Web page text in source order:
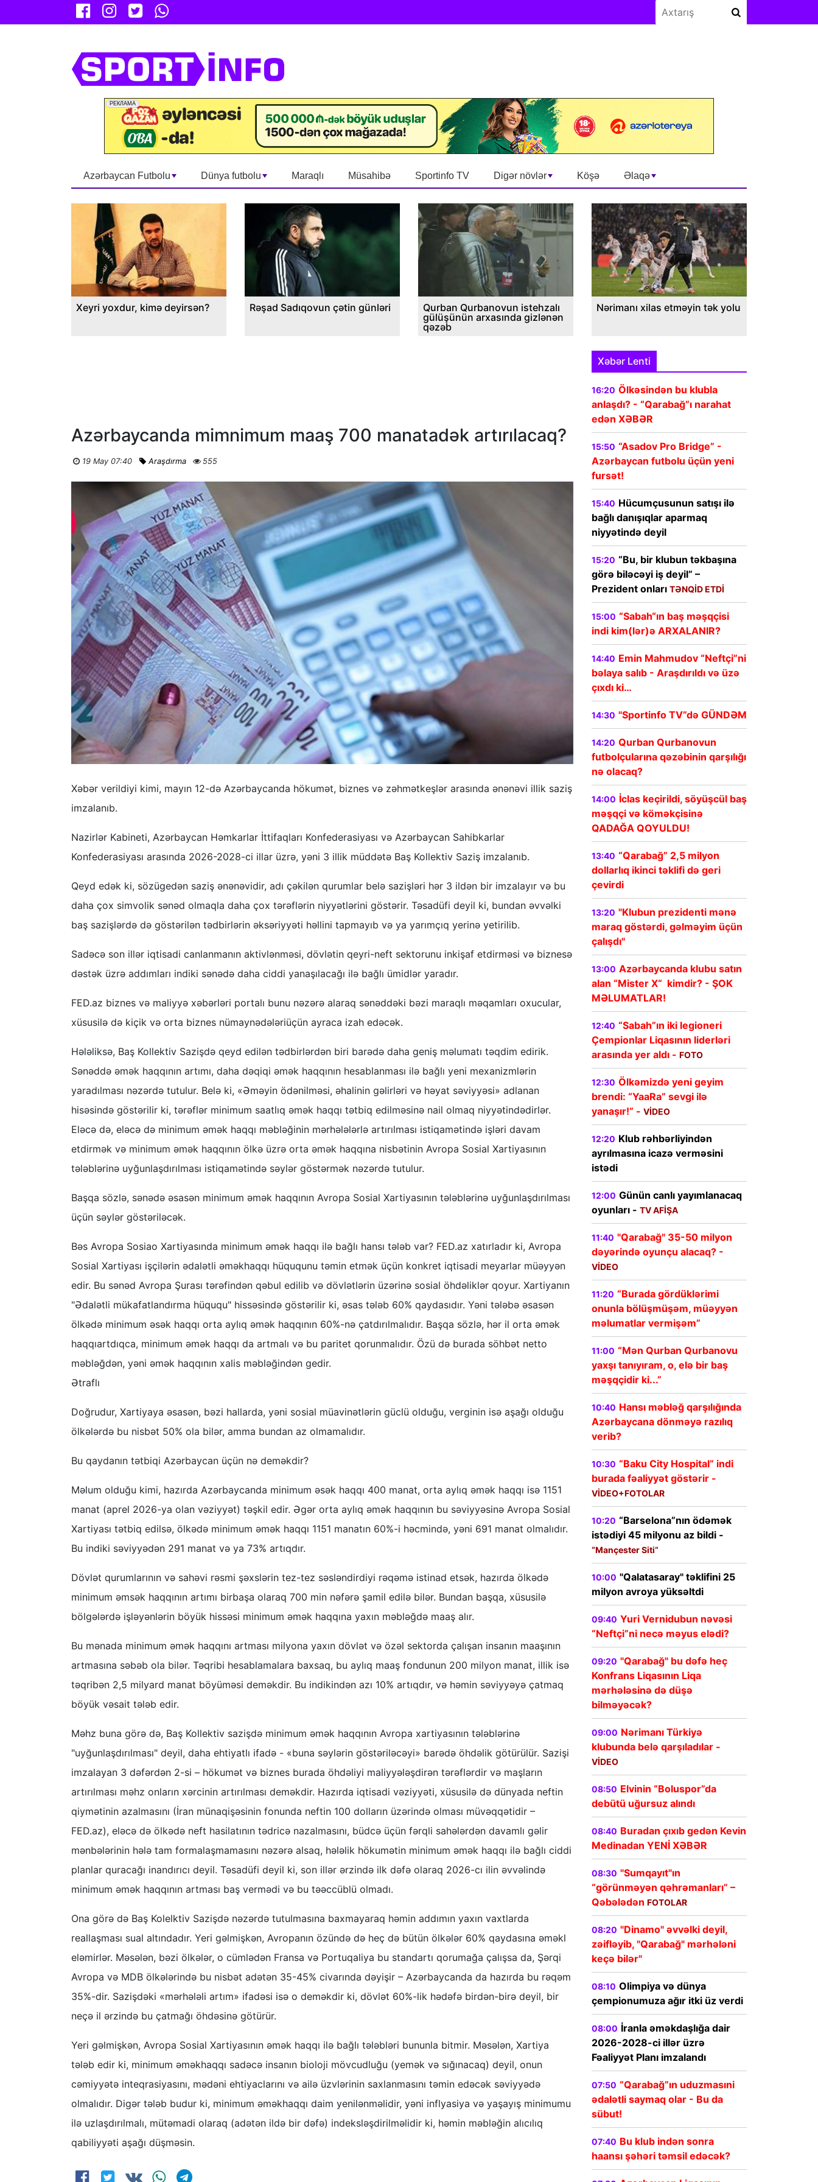
Azərbaycan Futbolu Dünya futbolu Maraqlı Müsahibə Sportinfo TV Digər növlər Köşə Əlaqə
Xeyri yoxdur, kimə deyirsən? Rəşad Sadıqovun çətin günləri
Qurban Qurbanovun istehzalı
gülüşünün arxasında gizlənən
qəzəb
Nərimanı xilas etməyin tək yolu
Azərbaycanda mimnimum maaş 700 manatadək artırılacaq?
19 May 07:40 Araşdırma 555
Xəbər verildiyi kimi, mayın 12-də Azərbaycanda hökumət, biznes və zəhmətkeşlər arasında ənənəvi illik saziş
imzalanıb.
Nazirlər Kabineti, Azərbaycan Həmkarlar İttifaqları Konfederasiyası və Azərbaycan Sahibkarlar
Konfederasiyası arasında 2026-2028-ci illar üzrə, yəni 3 illik müddətə Baş Kollektiv Saziş imzalanıb.
Qeyd edək ki, sözügedən saziş ənənəvidir, adı çəkilən qurumlar belə sazişləri hər 3 ildən bir imzalayır və bu
daha çox simvolik sənəd olmaqla daha çox tərəflərin niyyətlərini göstərir. Təsadüfi deyil ki, bundan əvvəlki
baş sazişlərdə də göstərilən tədbirlərin əksəriyyəti həllini tapmayıb və ya yarımçıq yerinə yetirilib.
Sadəcə son illər iqtisadi canlanmanın aktivlənməsi, dövlətin qeyri-neft sektorunu inkişaf etdirməsi və biznesə
dəstək üzrə addımları indiki sənədə daha ciddi yanaşılacağı ilə bağlı ümidlər yaradır.
FED.az biznes və maliyyə xəbərləri portalı bunu nəzərə alaraq sənəddəki bəzi maraqlı məqamları oxucular,
xüsusilə də kiçik və orta biznes nümaynədələriüçün ayraca izah edəcək.
Hələliksə, Baş Kollektiv Sazişdə qeyd edilən tədbirlərdən biri barədə daha geniş məlumatı təqdim edirik.
Sənəddə əmək haqqının artımı, daha dəqiqi əmək haqqının hesablanması ilə bağlı yeni mexanizmlərin
yaradılması nəzərdə tutulur. Belə ki, «Əməyin ödənilməsi, əhalinin gəlirləri və həyat səviyyəsi» adlanan
hisəsində göstərilir ki, tərəflər minimum saatlıq əmək haqqı tətbiq edilməsinə nail olmaq niyyətindədirlər.
Eləcə də, eləcə də minimum əmək haqqı məbləğinin mərhələlərlə artırılması istiqamətində işləri davam
etdirmək və minimum əmək haqqının ölkə üzrə orta əmək haqqına nisbətinin Avropa Sosial Xartiyasının
tələblərinə uyğunlaşdırılması istiqamətində səylər göstərmək nəzərdə tutulur.
Başqa sözlə, sənədə əsasən minimum əmək haqqının Avropa Sosial Xartiyasının tələblərinə uyğunlaşdırılması
üçün səylər göstəriləcək.
Bəs Avropa Sosiao Xartiyasında minimum əmək haqqı ilə bağlı hansı tələb var? FED.az xatırladır ki, Avropa
Sosial Xartiyası işçilərin ədalətli əməkhaqqı hüququnu təmin etmək üçün konkret iqtisadi meyarlar müəyyən
edir. Bu sənəd Avropa Şurası tərəfindən qəbul edilib və dövlətlərin üzərinə sosial öhdəliklər qoyur. Xartiyanın
"Ədalətli mükafatlandırma hüququ" hissəsində göstərilir ki, əsas tələb 60% qaydasıdır. Yəni tələbə əsasən
ölkədə minimum əsək haqqı orta aylıq əmək haqqının 60%-nə çatdırılmalıdır. Başqa sözlə, hər il orta əmək
haqqıartdıqca, minimum əmək haqqı da artmalı və bu paritet qorunmalıdır. Özü də burada söhbət netto
məbləğdən, yəni əmək haqqının xalis məbləğindən gedir.
Ətraflı
Doğrudur, Xartiyaya əsasən, bəzi hallarda, yəni sosial müavinətlərin güclü olduğu, verginin isə aşağı olduğu
ölkələrdə bu nisbət 50% ola bilər, amma bundan az olmamalıdır.
Bu qaydanın tətbiqi Azərbaycan üçün nə deməkdir?
Məlum olduğu kimi, hazırda Azərbaycanda minimum əsək haqqı 400 manat, orta aylıq əmək haqqı isə 1151
manat (aprel 2026-ya olan vəziyyət) təşkil edir. Əgər orta aylıq əmək haqqının bu səviyyəsinə Avropa Sosial
Xartiyası tətbiq edilsə, ölkədə minimum əmək haqqı 1151 manatın 60%-i həcmində, yəni 691 manat olmalıdır.
Bu indiki səviyyədən 291 manat və ya 73% artıqdır.
Dövlət qurumlarının və sahəvi rəsmi şəxslərin tez-tez səsləndirdiyi rəqəmə istinad etsək, hazırda ölkədə
minimum əmsək haqqının artımı birbaşa olaraq 700 min nəfərə şamil edilə bilər. Bundan başqa, xüsusilə
bölgələrdə işləyənlərin böyük hissəsi minimum əmək haqqına yaxın məbləğdə maaş alır.
Bu mənada minimum əmək haqqını artması milyona yaxın dövlət və özəl sektorda çalışan insanın maaşının
artmasına səbəb ola bilər. Təqribi hesablamalara baxsaq, bu aylıq maaş fondunun 200 milyon manat, illik isə
təqribən 2,5 milyard manat böyüməsi deməkdir. Bu indikindən azı 10% artıqdır, və həmin səviyyəyə çatmaq
böyük vəsait tələb edir.
Məhz buna görə də, Baş Kollektiv sazişdə minimum əmək haqqının Avropa xartiyasının tələblərinə
"uyğunlaşdırılması" deyil, daha ehtiyatlı ifadə - «buna səylərin göstəriləcəyi» barədə öhdəlik götürülür. Sazişi
imzalayan 3 dəfərdən 2-si – hökumət və biznes burada öhdəliyi maliyyələşdirən tərəflərdir və maşların
artırılması məhz onların xərcinin artırılması deməkdir. Hazırda iqtisadi vəziyyəti, xüsusilə də dünyada neftin
qiymətinin azalmasını (İran münaqişəsinin fonunda neftin 100 dolların üzərində olması müvəqqətidir –
FED.az), eləcə də ölkədə neft hasilatının tədricə nazalmasını, büdcə üçün fərqli sahələrdən davamlı gəlir
mənbələrinin hələ tam formalaşmamasını nəzərə alsaq, hələlik hökumətin minimum əmək haqqı ilə bağlı ciddi
planlar quracağı inandırıcı deyil. Təsadüfi deyil ki, son illər ərzində ilk dəfə olaraq 2026-cı ilin əvvəlində
minimum əmək haqqının artması baş vermədi və bu təəccüblü olmadı.
Ona görə də Baş Kolelktiv Sazişdə nəzərdə tutulmasına baxmayaraq həmin addımın yaxın vaxtlarda
reallaşması sual altındadır. Yeri gəlmişkən, Avropanın özündə də heç də bütün ölkələr 60% qaydasına əməkl
eləmirlər. Məsələn, bəzi ölkələr, o cümlədən Fransa və Portuqaliya bu standartı qorumağa çalışsa da, Şərqi
Avropa və MDB ölkələrində bu nisbət adətən 35-45% civarında dəyişir – Azərbaycanda da hazırda bu rəqəm
35%-dir. Sazişdəki «mərhələli artım» ifadəsi isə o deməkdir ki, dövlət 60%-lik hədəfə birdən-birə deyil, bir
neçə il ərzində bu çatmağı öhdəsinə götürür.
Yeri gəlmişkən, Avropa Sosial Xartiyasının əmək haqqı ilə bağlı tələbləri bununla bitmir. Məsələn, Xartiya
tələb edir ki, minimum əməkhaqqı sadəcə insanın bioloji mövcudluğu (yemək və sığınacaq) deyil, onun
cəmiyyətə inteqrasiyasını, mədəni ehtiyaclarını və ailə üzvlərinin saxlanmasını təmin edəcək səviyyədə
olmalıdır. Digər tələb budur ki, minimum əməkhaqqı daim yenilənməlidir, yəni inflyasiya və yaşayış minimumu
ilə uzlaşdırılmalı, mütəmadi olaraq (adətən ildə bir dəfə) indeksləşdirilməlidir ki, həmin məbləğin alıcılıq
qabiliyyəti aşağı düşməsin.
Xəbər Lenti
16:20 Ölkəsindən bu klubla
anlaşdı? - “Qarabağ”ı narahat
edən XƏBƏR
15:50 “Asadov Pro Bridge” -
Azərbaycan futbolu üçün yeni
fursət!
15:40 Hücumçusunun satışı ilə
bağlı danışıqlar aparmaq
niyyətində deyil
15:20 “Bu, bir klubun təkbaşına
görə biləcəyi iş deyil” –
Prezident onları TƏNQİD ETDİ
15:00 “Sabah“ın baş məşqçisi
indi kim(lər)ə ARXALANIR?
14:40 Emin Mahmudov “Neftçi”ni
bəlaya salıb - Araşdırıldı və üzə
çıxdı ki…
14:30 "Sportinfo TV”də GÜNDƏM
14:20 Qurban Qurbanovun
futbolçularına qəzəbinin qarşılığı
nə olacaq?
14:00 İclas keçirildi, söyüşcül baş
məşqçi və köməkçisinə
QADAĞA QOYULDU!
13:40 “Qarabağ” 2,5 milyon
dollarlıq ikinci təklifi də geri
çevirdi
13:20 "Klubun prezidenti mənə
maraq göstərdi, gəlməyim üçün
çalışdı"
13:00 Azərbaycanda klubu satın
alan “Mister X“ kimdir? - ŞOK
MƏLUMATLAR!
12:40 “Sabah”ın iki legioneri
Çempionlar Liqasının liderləri
arasında yer aldı - FOTO
12:30 Ölkəmizdə yeni geyim
brendi: “YaaRa” sevgi ilə
yanaşır!” - VİDEO
12:20 Klub rəhbərliyindən
ayrılmasına icazə verməsini
istədi
12:00 Günün canlı yayımlanacaq
oyunları - TV AFİŞA
11:40 "Qarabağ" 35-50 milyon
dəyərində oyunçu alacaq? -
VİDEO
11:20 “Burada gördüklərimi
onunla bölüşmüşəm, müəyyən
məlumatlar vermişəm”
11:00 “Mən Qurban Qurbanovu
yaxşı tanıyıram, o, elə bir baş
məşqçidir ki...”
10:40 Hansı məbləğ qarşılığında
Azərbaycana dönməyə razılıq
verib?
10:30 “Baku City Hospital” indi
burada fəaliyyət göstərir -
VİDEO+FOTOLAR
10:20 “Barselona”nın ödəmək
istədiyi 45 milyonu az bildi -
“Mançester Siti”
10:00 "Qalatasaray" təklifini 25
milyon avroya yüksəltdi
09:40 Yuri Vernidubun nəvəsi
“Neftçi”ni necə məyus elədi?
09:20 "Qarabağ" bu dəfə heç
Konfrans Liqasının Liqa
mərhələsinə də düşə
bilməyəcək?
09:00 Nərimanı Türkiyə
klubunda belə qarşıladılar -
VİDEO
08:50 Elvinin “Boluspor”da
debütü uğursuz alındı
08:40 Buradan çıxıb gedən Kevin
Medinadan YENİ XƏBƏR
08:30 "Sumqayıt"ın
“görünməyən qəhrəmanları” –
Qəbələdən FOTOLAR
08:20 "Dinamo" əvvəlki deyil,
zəifləyib, "Qarabağ" mərhələni
keçə bilər"
08:10 Olimpiya və dünya
çempionumuza ağır itki üz verdi
08:00 İranla əməkdaşlığa dair
2026-2028-ci illər üzrə
Fəaliyyət Planı imzalandı
07:50 “Qarabağ”ın uduzmasıni
ədalətli saymaq olar - Bu da
sübut!
07:40 Bu klub indən sonra
haansı şəhəri təmsil edəcək?